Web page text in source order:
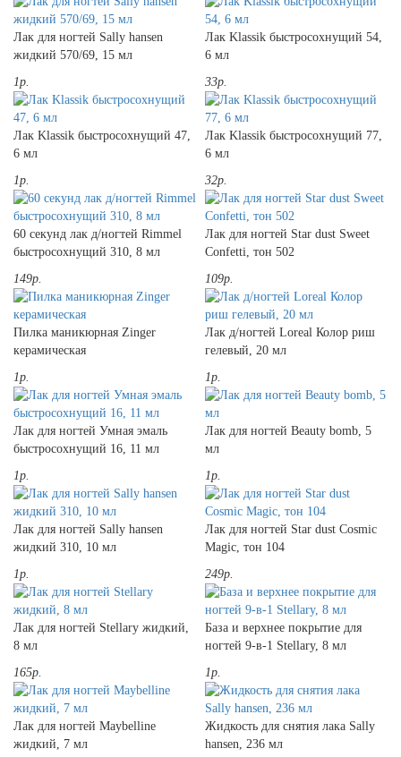
Лак для ногтей Sally hansen
жидкий 570/69, 15 мл
1р.
Лак Klassik быстросохнущий 54,
6 мл
33р.
Лак Klassik быстросохнущий 47,
6 мл
1р.
Лак Klassik быстросохнущий 77,
6 мл
32р.
60 секунд лак д/ногтей Rimmel
быстросохнущий 310, 8 мл
149р.
Лак для ногтей Star dust Sweet
Confetti, тон 502
109р.
Пилка маникюрная Zinger
керамическая
1р.
Лак д/ногтей Loreal Колор риш
гелевый, 20 мл
1р.
Лак для ногтей Умная эмаль
быстросохнущий 16, 11 мл
1р.
Лак для ногтей Beauty bomb, 5
мл
1р.
Лак для ногтей Sally hansen
жидкий 310, 10 мл
1р.
Лак для ногтей Star dust Cosmic
Magic, тон 104
249р.
Лак для ногтей Stellary жидкий,
8 мл
165р.
База и верхнее покрытие для
ногтей 9-в-1 Stellary, 8 мл
1р.
Лак для ногтей Maybelline
жидкий, 7 мл
Жидкость для снятия лака Sally
hansen, 236 мл